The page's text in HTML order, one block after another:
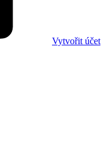
Vytvořit účet